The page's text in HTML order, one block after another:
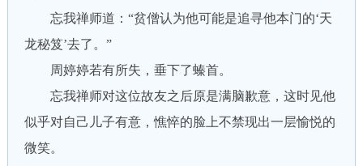
忘我禅师道：“贫僧认为他可能是追寻他本门的‘天
龙秘笈’去了。”
周婷婷若有所失，垂下了螓首。
忘我禅师对这位故友之后原是满脑歉意，这时见他
似乎对自己儿子有意，憔悴的脸上不禁现出一层愉悦的
微笑。